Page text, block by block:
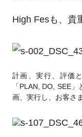
High Fesも、貴
計画、実行、評価
「PLAN, DO, SEE
画、実行し、お客さ